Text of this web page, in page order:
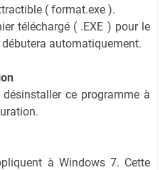
( format.exe ).
téléchargé ( .EXE ) pour le
automatiquement.
ce programme à
à Windows 7. Cette